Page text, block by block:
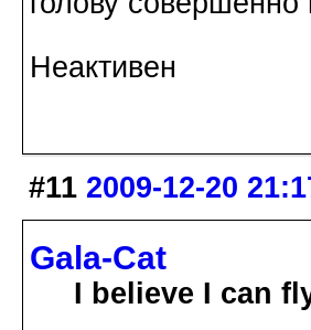
Неактивен
#11 2009-12-20
Gala-Cat
I believe I can